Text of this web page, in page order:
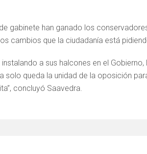
gabinete han ganado los
cambios que la ciudadanía está
a sus halcones en el Gobierno,
solo queda la unidad de la oposición
concluyó Saavedra.